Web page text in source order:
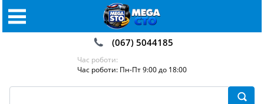
(067) 5044185
Час роботи:
Час роботи: Пн-Пт 9:00 до 18:00